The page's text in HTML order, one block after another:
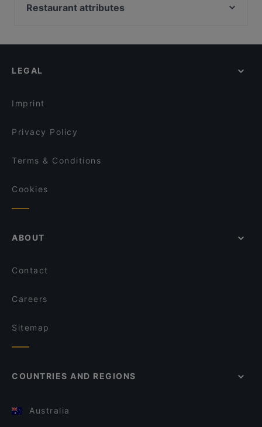
Morsi & Rimorsi - Pizzeria Caserta
Vito Food Music Love
Pizzeria Reale ( Pizza Napoli 2 )
Ristorante - Pizzeria Setapp Caserta
Leuciana Restaurant and More
Restaurant attributes
Dog-friendly Restaurants in Caserta
LEGAL
Imprint
Privacy Policy
Terms & Conditions
Cookies
ABOUT
Contact
Careers
Sitemap
COUNTRIES AND REGIONS
Australia